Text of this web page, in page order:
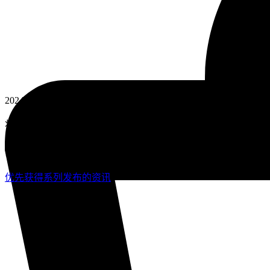
2024春夏女装秀
将时尚元素化繁为简，聚焦轮廓。2024春夏女装秀延续了品牌
术家Lynda Benglis的合作，她曾创作富有纪念价值的青铜雕塑装
以及一系列珠宝作品。
优先获得系列发布的资讯